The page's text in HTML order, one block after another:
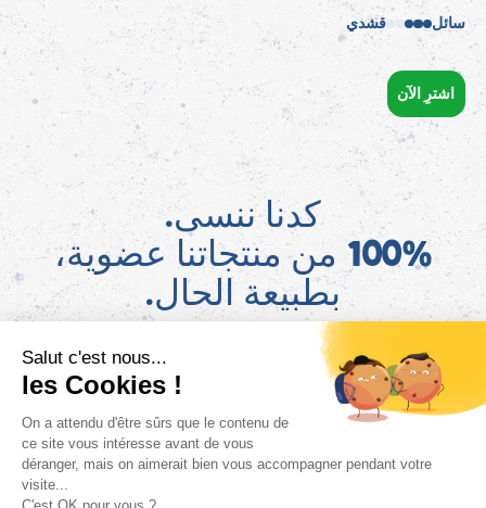
سائل قشدي
اشترِ الآن
كدنا ننسى.
100% من منتجاتنا عضوية،
بطبيعة الحال.
AR